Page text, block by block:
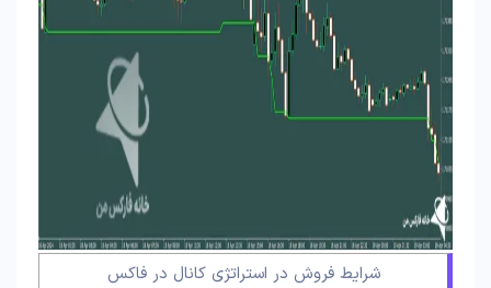
شرایط فروش در استراتژی کانال در فاکس